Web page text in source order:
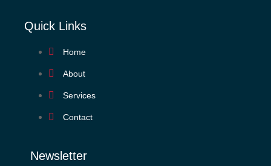
Quick Links
Home
About
Services
Contact
Newsletter